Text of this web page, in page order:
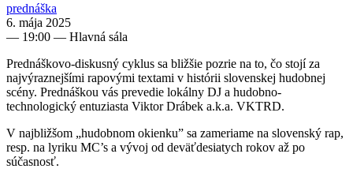
prednáška
6. mája 2025
— 19:00 — Hlavná sála
Prednáškovo-diskusný cyklus sa bližšie pozrie na to, čo stojí za
najvýraznejšími rapovými textami v histórii slovenskej hudobnej
scény. Prednáškou vás prevedie lokálny DJ a hudobno-
technologický entuziasta Viktor Drábek a.k.a. VKTRD.
V najbližšom „hudobnom okienku” sa zameriame na slovenský rap,
resp. na lyriku MC’s a vývoj od deväťdesiatych rokov až po
súčasnosť.